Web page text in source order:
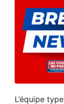
L’équipe